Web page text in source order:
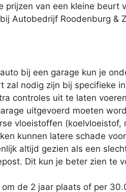
prijzen van een kleine beurt
Autobedrijf Roodenburg &
bij een garage kun je
zal nodig zijn bij specifieke
controles uit te laten
uitgevoerd moeten
vloeistoffen (koelvloeistof,
kunnen latere schade
altijd gezien als een
Dit kun je beter zien te
de 2 jaar plaats of per